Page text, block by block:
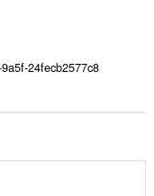
24fecb2577c8